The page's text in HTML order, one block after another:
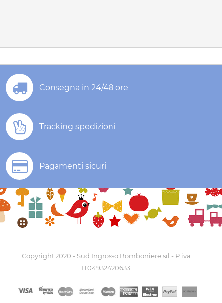
Consegna in 24/48 ore
Tracking spedizioni
Pagamenti sicuri
Copyright 2020 - Sud Ingrosso Bomboniere srl - P.iva
IT04932420633